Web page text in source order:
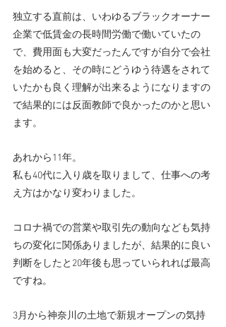
独立する直前は、いわゆるブラックオーナー
企業で低賃金の長時間労働で働いていたの
で、費用面も大変だったんですが自分で会社
を始めると、その時にどうゆう待遇をされて
いたかも良く理解が出来るようになりますの
で結果的には反面教師で良かったのかと思い
ます。
あれから11年。
私も40代に入り歳を取りまして、仕事への考
え方はかなり変わりました。
コロナ禍での営業や取引先の動向なども気持
ちの変化に関係ありましたが、結果的に良い
判断をしたと20年後も思っていられれば最高
ですね。
3月から神奈川の土地で新規オープンの気持